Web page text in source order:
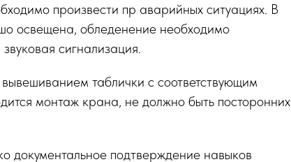
произвести пр аварийных ситуациях. В
освещена, обледенение необходимо
сигнализация.
таблички с соответствующим
монтаж крана, не должно быть посторонних
документальное подтверждение навыков